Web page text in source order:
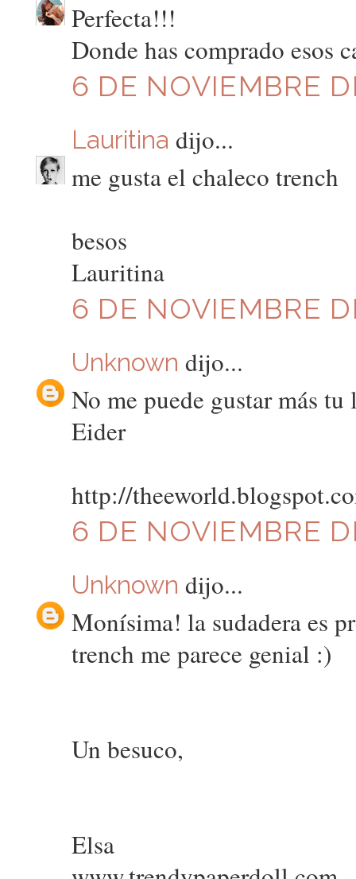
Perfecta!!!
Donde has comprado esos
6 DE NOVIEMBRE
Lauritina dijo...
me gusta el chaleco trench
besos
Lauritina
6 DE NOVIEMBRE
Unknown dijo...
No me puede gustar más
Eider
http://
6 DE NOVIEMBRE
Unknown dijo...
Monísima! la sudadera es
trench me parece genial :)
Un besuco,
Elsa